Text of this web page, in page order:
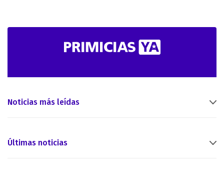
Noticias más leídas
Últimas noticias